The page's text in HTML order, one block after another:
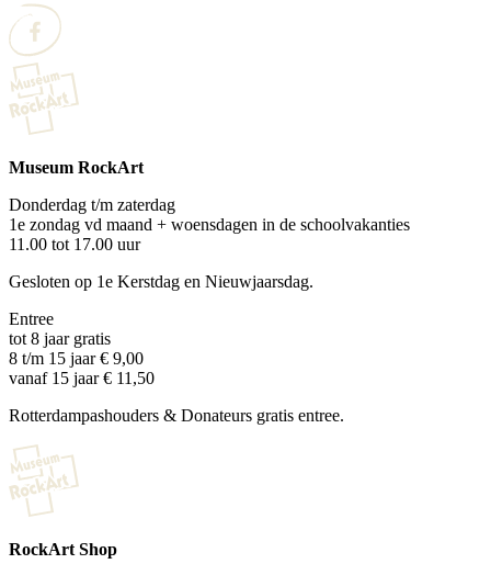
Museum RockArt
Donderdag t/m zaterdag
1e zondag vd maand + woensdagen in de schoolvakanties
11.00 tot 17.00 uur
Gesloten op 1e Kerstdag en Nieuwjaarsdag.
Entree
tot 8 jaar gratis
8 t/m 15 jaar € 9,00
vanaf 15 jaar € 11,50
Rotterdampashouders & Donateurs gratis entree.
RockArt Shop